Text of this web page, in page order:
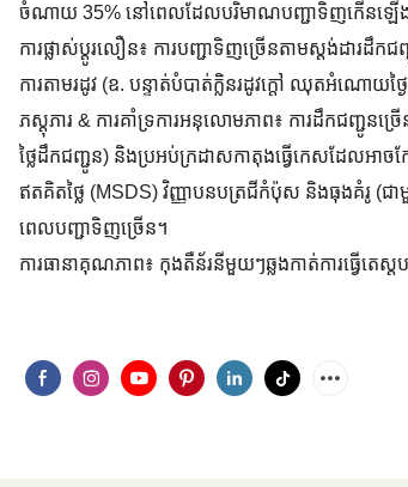
ចំណាយ 35% នៅពេលដែលបរិមាណបញ្ជាទិញកើនឡើ
ការផ្លាស់ប្តូរលឿន៖ ការបញ្ជាទិញច្រើនតាមស្តង់ដារដឹ
ការតាមរដូវ (ឧ. បន្ទាត់បំបាត់ក្លិនរដូវក្តៅ ឈុតអំណោយ
ភស្តុភារ & ការគាំទ្រការអនុលោមភាព៖ ការដឹកជញ្ជូនច្
ថ្លៃដឹកជញ្ជូន) និងប្រអប់ក្រដាសកាតុងធ្វើកេសដែលអាច
ឥតគិតថ្លៃ (MSDS) វិញ្ញាបនបត្រជីកំប៉ុស និងធុងគំរូ (ជ
ពេលបញ្ជាទិញច្រើន។
ការធានាគុណភាព៖ កុងតឺន័រនីមួយៗឆ្លងកាត់ការធ្វើតេស្